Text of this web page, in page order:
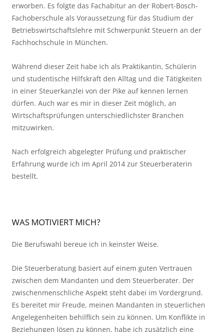
erworben. Es folgte das Fachabitur an der Robert-Bosch-
Fachoberschule als Voraussetzung für das Studium der
Betriebswirtschaftslehre mit Schwerpunkt Steuern an der
Fachhochschule in München.
Während dieser Zeit habe ich als Praktikantin, Schülerin
und studentische Hilfskraft den Alltag und die Tätigkeiten
in einer Steuerkanzlei von der Pike auf kennen lernen
dürfen. Auch war es mir in dieser Zeit möglich, an
Wirtschaftsprüfungen unterschiedlichster Branchen
mitzuwirken.
Nach erfolgreich abgelegter Prüfung und praktischer
Erfahrung wurde ich im April 2014 zur Steuerberaterin
bestellt.
WAS MOTIVIERT MICH?
Die Berufswahl bereue ich in keinster Weise.
Die Steuerberatung basiert auf einem guten Vertrauen
zwischen dem Mandanten und dem Steuerberater. Der
zwischenmenschliche Aspekt steht dabei im Vordergrund.
Es bereitet mir Freude, meinen Mandanten in steuerlichen
Angelegenheiten behilflich sein zu können. Um Konflikte in
Beziehungen lösen zu können, habe ich zusätzlich eine